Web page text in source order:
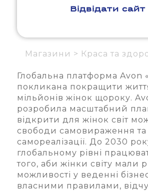
Відвідати сайт
Магазини > Краса та
Глобальна платформа Avon
покликана покращити
мільйонів жінок щороку.
розробила масштабний
відкрити для жінок світ
свободи самовираження та
самореалізації. До 2030
глобальному рівні
того, аби жінки світу мали
можливості у веденні
власними правилами,